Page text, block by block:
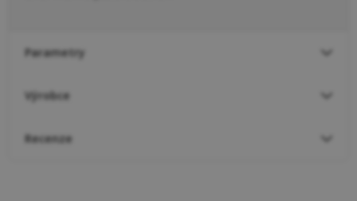
Parametry
Výrobce
Recenze